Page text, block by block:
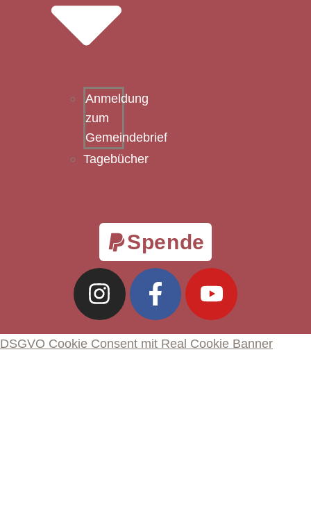
Anmeldung
zum
Gemeindebrief
Tagebücher
Spende
DSGVO Cookie Consent mit Real Cookie Banner